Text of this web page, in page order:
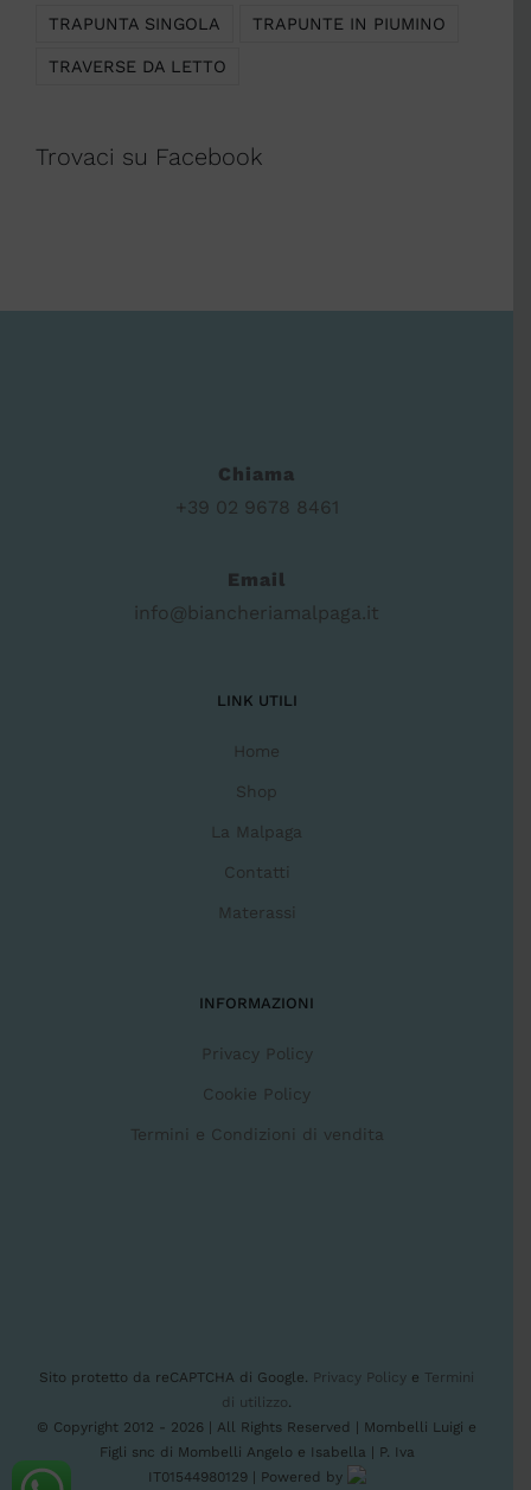
TRAPUNTA SINGOLA TRAPUNTE IN PIUMINO
TRAVERSE DA LETTO
Trovaci su Facebook
Chiama
+39 02 9678 8461
Email
info@biancheriamalpaga.it
LINK UTILI
Home
Shop
La Malpaga
Contatti
Materassi
INFORMAZIONI
Privacy Policy
Cookie Policy
Termini e Condizioni di vendita
Sito protetto da reCAPTCHA di Google. Privacy Policy e Termini
di utilizzo.
© Copyright 2012 - 2026 | All Rights Reserved | Mombelli Luigi e
Figli snc di Mombelli Angelo e Isabella | P. Iva
IT01544980129 | Powered by